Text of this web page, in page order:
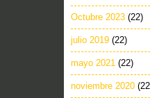
Octubre 2023 (22)
julio 2019 (22)
mayo 2021 (22)
noviembre 2020